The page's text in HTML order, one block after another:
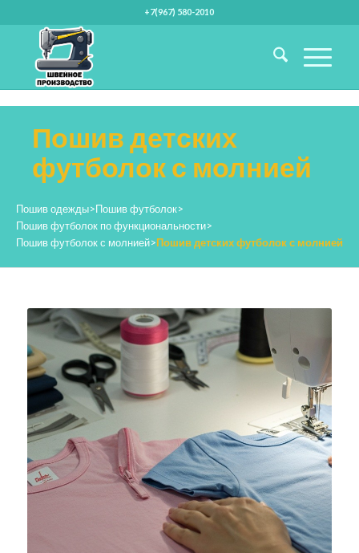
+7(967) 580-2010
Пошив детских
футболок с молнией
Пошив одежды>Пошив футболок>
Пошив футболок по функциональности>
Пошив футболок с молнией>Пошив детских футболок с молнией